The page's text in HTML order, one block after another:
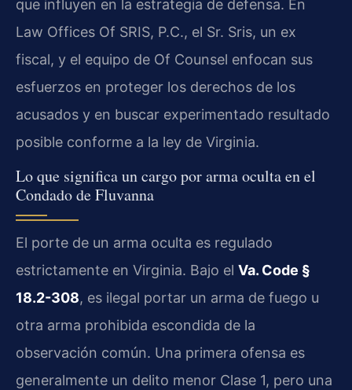
que influyen en la estrategia de defensa. En
Law Offices Of SRIS, P.C., el Sr. Sris, un ex
fiscal, y el equipo de Of Counsel enfocan sus
esfuerzos en proteger los derechos de los
acusados y en buscar experimentado resultado
posible conforme a la ley de Virginia.
Lo que significa un cargo por arma oculta en el
Condado de Fluvanna
El porte de un arma oculta es regulado
estrictamente en Virginia. Bajo el Va. Code §
18.2-308, es ilegal portar un arma de fuego u
otra arma prohibida escondida de la
observación común. Una primera ofensa es
generalmente un delito menor Clase 1, pero una